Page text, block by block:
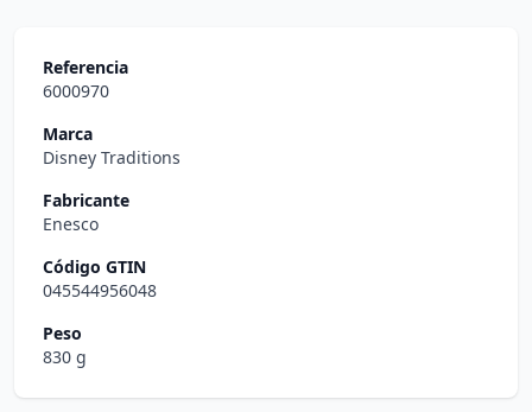
Referencia
6000970
Marca
Disney Traditions
Fabricante
Enesco
Código GTIN
045544956048
Peso
830 g